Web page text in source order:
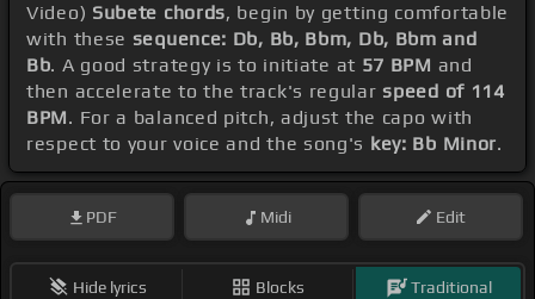
Video) Subete chords, begin by getting comfortable
with these sequence: Db, Bb, Bbm, Db, Bbm and
Bb. A good strategy is to initiate at 57 BPM and
then accelerate to the track's regularspeed of 114
BPM. For a balanced pitch, adjust the capo with
respect to your voice and the song's key: Bb Minor.
PDF Midi Edit
Hide lyrics Blocks Traditional